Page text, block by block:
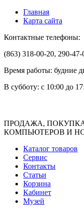
Главная
Карта сайта
Контактные телефоны:
(863) 318-00-20, 290-47-
Время работы: будние
В субботу: с 10:00 до
ПРОДАЖА,
КОМПЬЮТЕРОВ И
Каталог товаров
Сервис
Контакты
Статьи
Корзина
Кабинет
Музей